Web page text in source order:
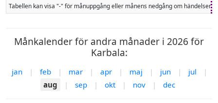
Tabellen kan visa "-" för månuppgång eller månens nedgång om
Månkalender för andra månader i 2026 för
Karbala:
jan | feb | mar | apr | maj | jun | jul
|
aug
| sep | okt | nov | dec